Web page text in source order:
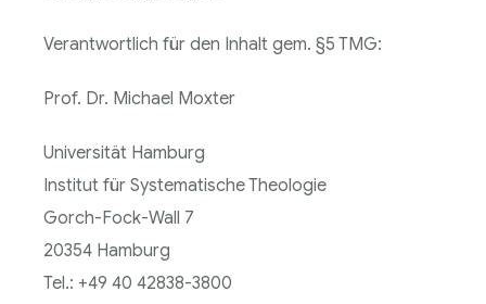
Verantwortlich für den Inhalt gem. §5 TMG:
Prof. Dr. Michael Moxter
Universität Hamburg
Institut für Systematische Theologie
Gorch-Fock-Wall 7
20354 Hamburg
Tel.: +49 40 42838-3800